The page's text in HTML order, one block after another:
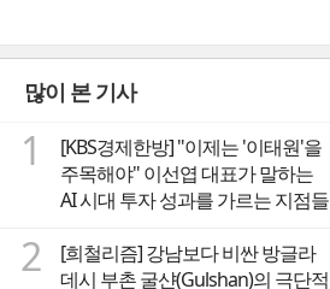
많이 본 기사
1
[KBS경제한방] "이제는 '이태원'을
주목해야" 이선엽 대표가 말하는
AI 시대 투자 성과를 가르는 지점들
2
[희철리즘] 강남보다 비싼 방글라
데시 부촌 굴샨(Gulshan)의 극단적